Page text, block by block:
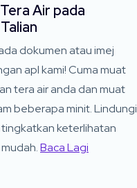
Air pada
dokumen atau imej
apl kami! Cuma muat
tera air anda dan muat
beberapa minit. Lindungi
keterlihatan
Baca Lagi